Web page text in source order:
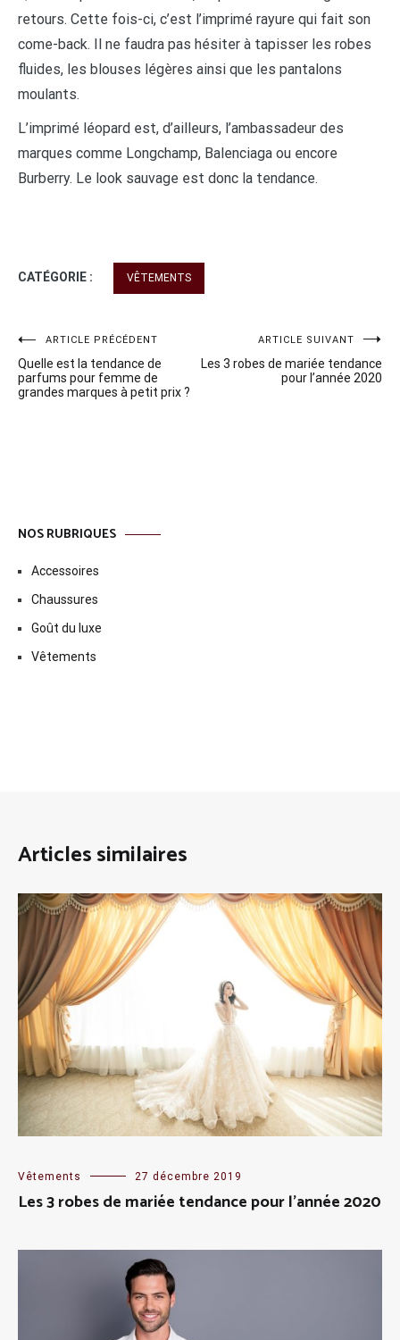
retours. Cette fois-ci, c’est l’imprimé rayure qui fait son
come-back. Il ne faudra pas hésiter à tapisser les robes
fluides, les blouses légères ainsi que les pantalons
moulants.
L’imprimé léopard est, d’ailleurs, l’ambassadeur des
marques comme Longchamp, Balenciaga ou encore
Burberry. Le look sauvage est donc la tendance.
CATÉGORIE : VÊTEMENTS
Navigation
de
ARTICLE PRÉCÉDENT
Quelle est la tendance de
parfums pour femme de
grandes marques à petit prix ?
ARTICLE SUIVANT
Les 3 robes de mariée tendance
pour l’année 2020
NOS RUBRIQUES
Accessoires
Chaussures
Goût du luxe
Vêtements
Articles similaires
Vêtements 27 décembre 2019
Les 3 robes de mariée tendance pour l’année 2020